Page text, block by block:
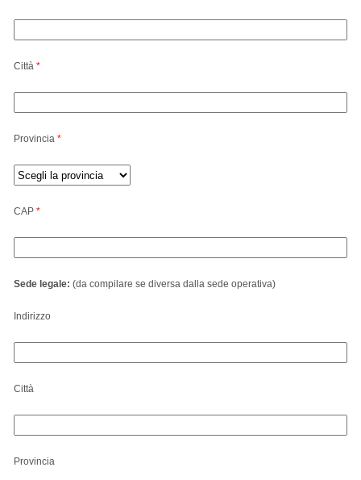
Città*
Provincia*
CAP*
Sede legale: (da compilare se diversa dalla sede operativa)
Indirizzo
Città
Provincia